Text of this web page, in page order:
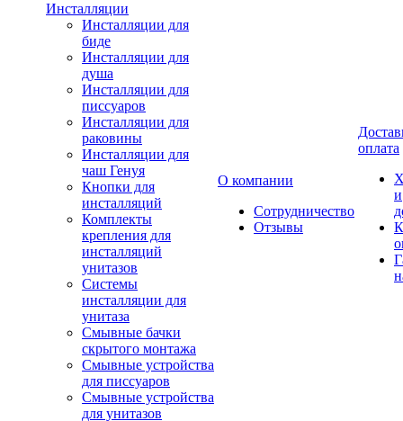
Инсталляции
Инсталляции для
биде
Инсталляции для
душа
Инсталляции для
писсуаров
Инсталляции для
раковины
Инсталляции для
чаш Генуя
Кнопки для
инсталляций
Комплекты
крепления для
инсталляций
унитазов
Системы
инсталляции для
унитаза
Смывные бачки
скрытого монтажа
Смывные устройства
для писсуаров
Смывные устройства
для унитазов
О компании
Сотрудничество
Отзывы
оплата
и